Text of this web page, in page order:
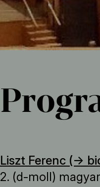
Liszt Ferenc (→
2. (d-moll)